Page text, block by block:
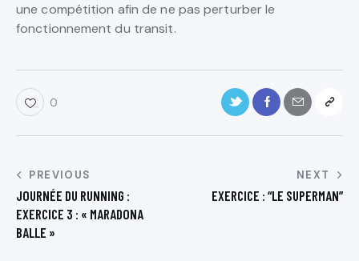
une compétition afin de ne pas perturber le
fonctionnement du transit.
0
PREVIOUS
JOURNÉE DU RUNNING :
EXERCICE 3 : « MARADONA
BALLE »
NEXT
EXERCICE : “LE SUPERMAN”